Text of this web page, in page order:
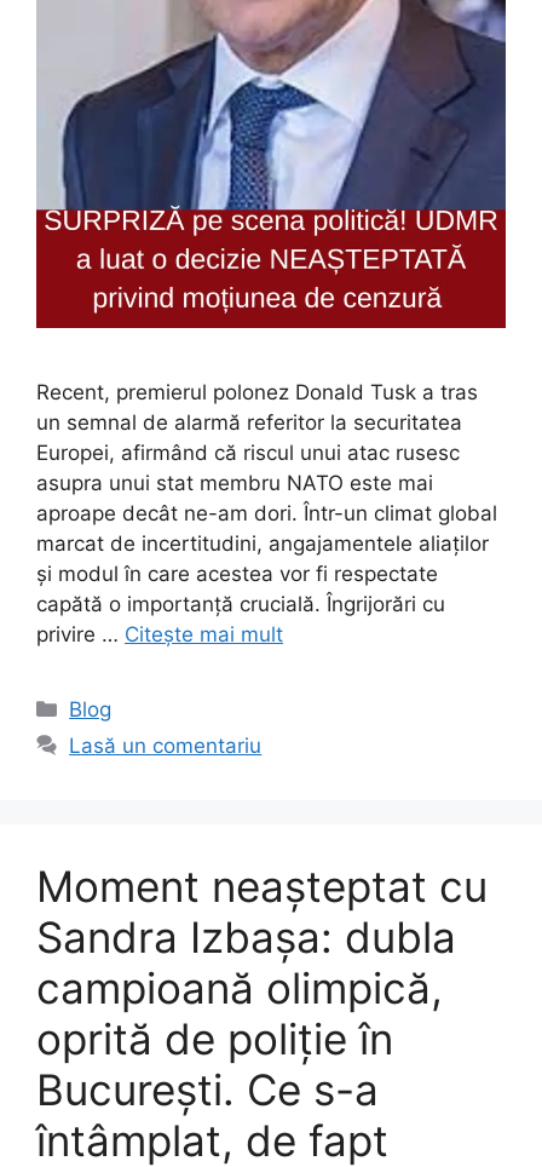
Recent, premierul polonez Donald Tusk a tras
un semnal de alarmă referitor la securitatea
Europei, afirmând că riscul unui atac rusesc
asupra unui stat membru NATO este mai
aproape decât ne-am dori. Într-un climat global
marcat de incertitudini, angajamentele aliaților
și modul în care acestea vor fi respectate
capătă o importanță crucială. Îngrijorări cu
privire … Citește mai mult
Categorii
Blog
Lasă un comentariu
Moment neașteptat cu
Sandra Izbașa: dubla
campioană olimpică,
oprită de poliție în
București. Ce s-a
întâmplat, de fapt